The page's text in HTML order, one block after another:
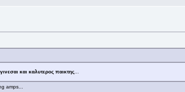
γινεσαι και καλυτερος παικτης...
amps...